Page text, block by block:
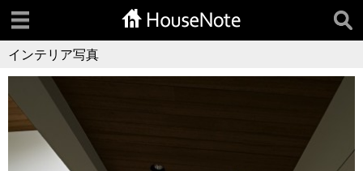
インテリア写真